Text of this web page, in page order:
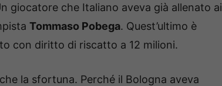
giocatore che Italiano aveva già allenato ai
Tommaso Pobega. Quest’ultimo è
con diritto di riscatto a 12 milioni.
la sfortuna. Perché il Bologna aveva